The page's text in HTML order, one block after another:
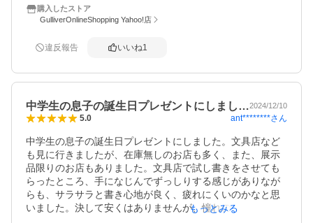
購入したストア
GulliverOnlineShopping Yahoo!店
違反報告 いいね1
中学生の息子の誕生日プレゼントにしまし…2024/12/10
5.0 ant********さん
中学生の息子の誕生日プレゼントにしました。文具店など
も見に行きましたが、在庫無しのお店も多く、また、展示
品限りのお店もありました。文具店で試し書きをさせても
らったところ、手になじんでずっしりする感じがありなが
らも、サラサラと書き心地が良く、疲れにくいのかなと思
いました。決して安くはありませんが、憧れのシャーペン
もっとみる